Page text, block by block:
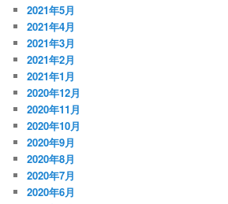
2021年5月
2021年4月
2021年3月
2021年2月
2021年1月
2020年12月
2020年11月
2020年10月
2020年9月
2020年8月
2020年7月
2020年6月